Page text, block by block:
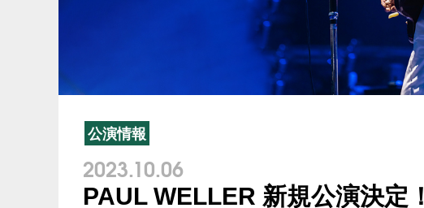
公演情報
2023.10.06
PAUL WELLER 新規公演決定！